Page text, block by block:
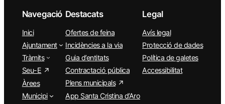
Navegació
Inici
Ajuntament
Tràmits
Seu-E
Àrees
Municipi
Destacats
Ofertes de feina
Incidències a la via
Guia d’entitats
Contractació pública
Plens municipals
App Santa Cristina d’Aro
Legal
Avís legal
Protecció de dades
Política de galetes
Accessibilitat